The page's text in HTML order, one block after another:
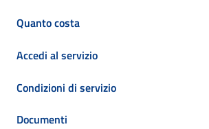
Quanto costa
Accedi al servizio
Condizioni di servizio
Documenti